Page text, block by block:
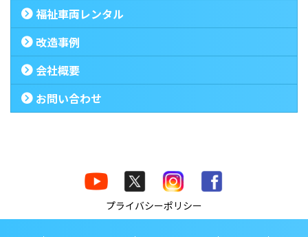
福祉車両レンタル
改造事例
会社概要
お問い合わせ
プライバシーポリシー